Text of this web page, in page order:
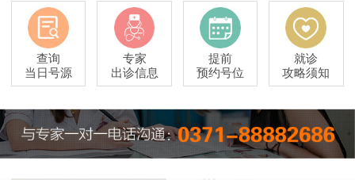
查询
当日号源
专家
出诊信息
提前
预约号位
就诊
攻略须知